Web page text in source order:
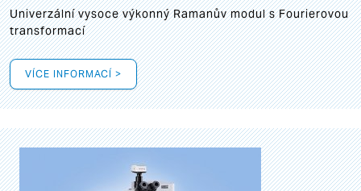
Univerzální vysoce výkonný Ramanův modul s Fourierovou
transformací
VÍCE INFORMACÍ >